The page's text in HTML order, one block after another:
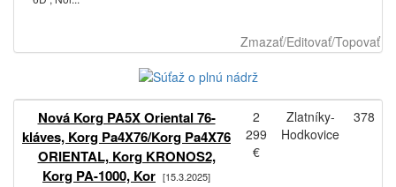
Zmazať/Editovať/Topovať
Nová Korg PA5X Oriental 76-
kláves, Korg Pa4X76/Korg Pa4X76
ORIENTAL, Korg KRONOS2,
Korg PA-1000, Kor [15.3.2025]
2
299
€
Zlatníky-
Hodkovice
378